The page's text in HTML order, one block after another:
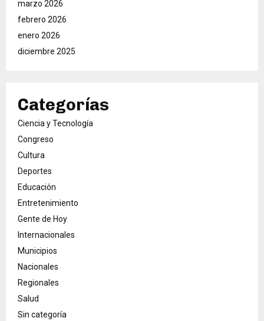
marzo 2026
febrero 2026
enero 2026
diciembre 2025
Categorías
Ciencia y Tecnología
Congreso
Cultura
Deportes
Educación
Entretenimiento
Gente de Hoy
Internacionales
Municipios
Nacionales
Regionales
Salud
Sin categoría